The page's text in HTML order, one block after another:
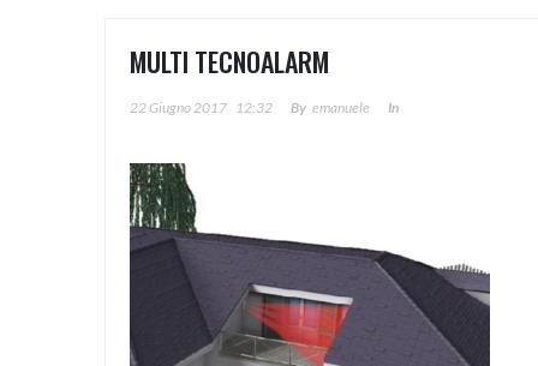
MULTI TECNOALARM
22 Giugno 2017 12:32 By Emanuele In